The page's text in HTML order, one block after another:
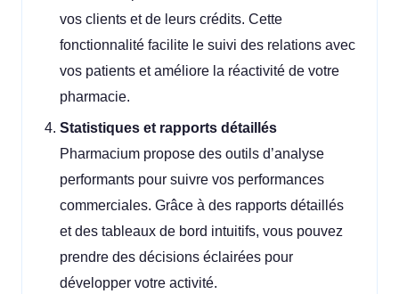
vos clients et de leurs crédits. Cette
fonctionnalité facilite le suivi des relations avec
vos patients et améliore la réactivité de votre
pharmacie.
Statistiques et rapports détaillés
Pharmacium propose des outils d’analyse
performants pour suivre vos performances
commerciales. Grâce à des rapports détaillés
et des tableaux de bord intuitifs, vous pouvez
prendre des décisions éclairées pour
développer votre activité.